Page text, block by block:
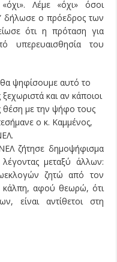
Λέμε «όχι» όσοι
δήλωσε ο πρόεδρος των
ότι η πρόταση για
υπερευαισθησία του
θα ψηφίσουμε αυτό το
και αν κάποιοι
θέση με την ψήφο τους
ο κ. Καμμένος,
ζήτησε δημοψήφισμα
μεταξύ άλλων:
ζητώ από τον
αφού θεωρώ, ότι
είναι αντίθετοι στη